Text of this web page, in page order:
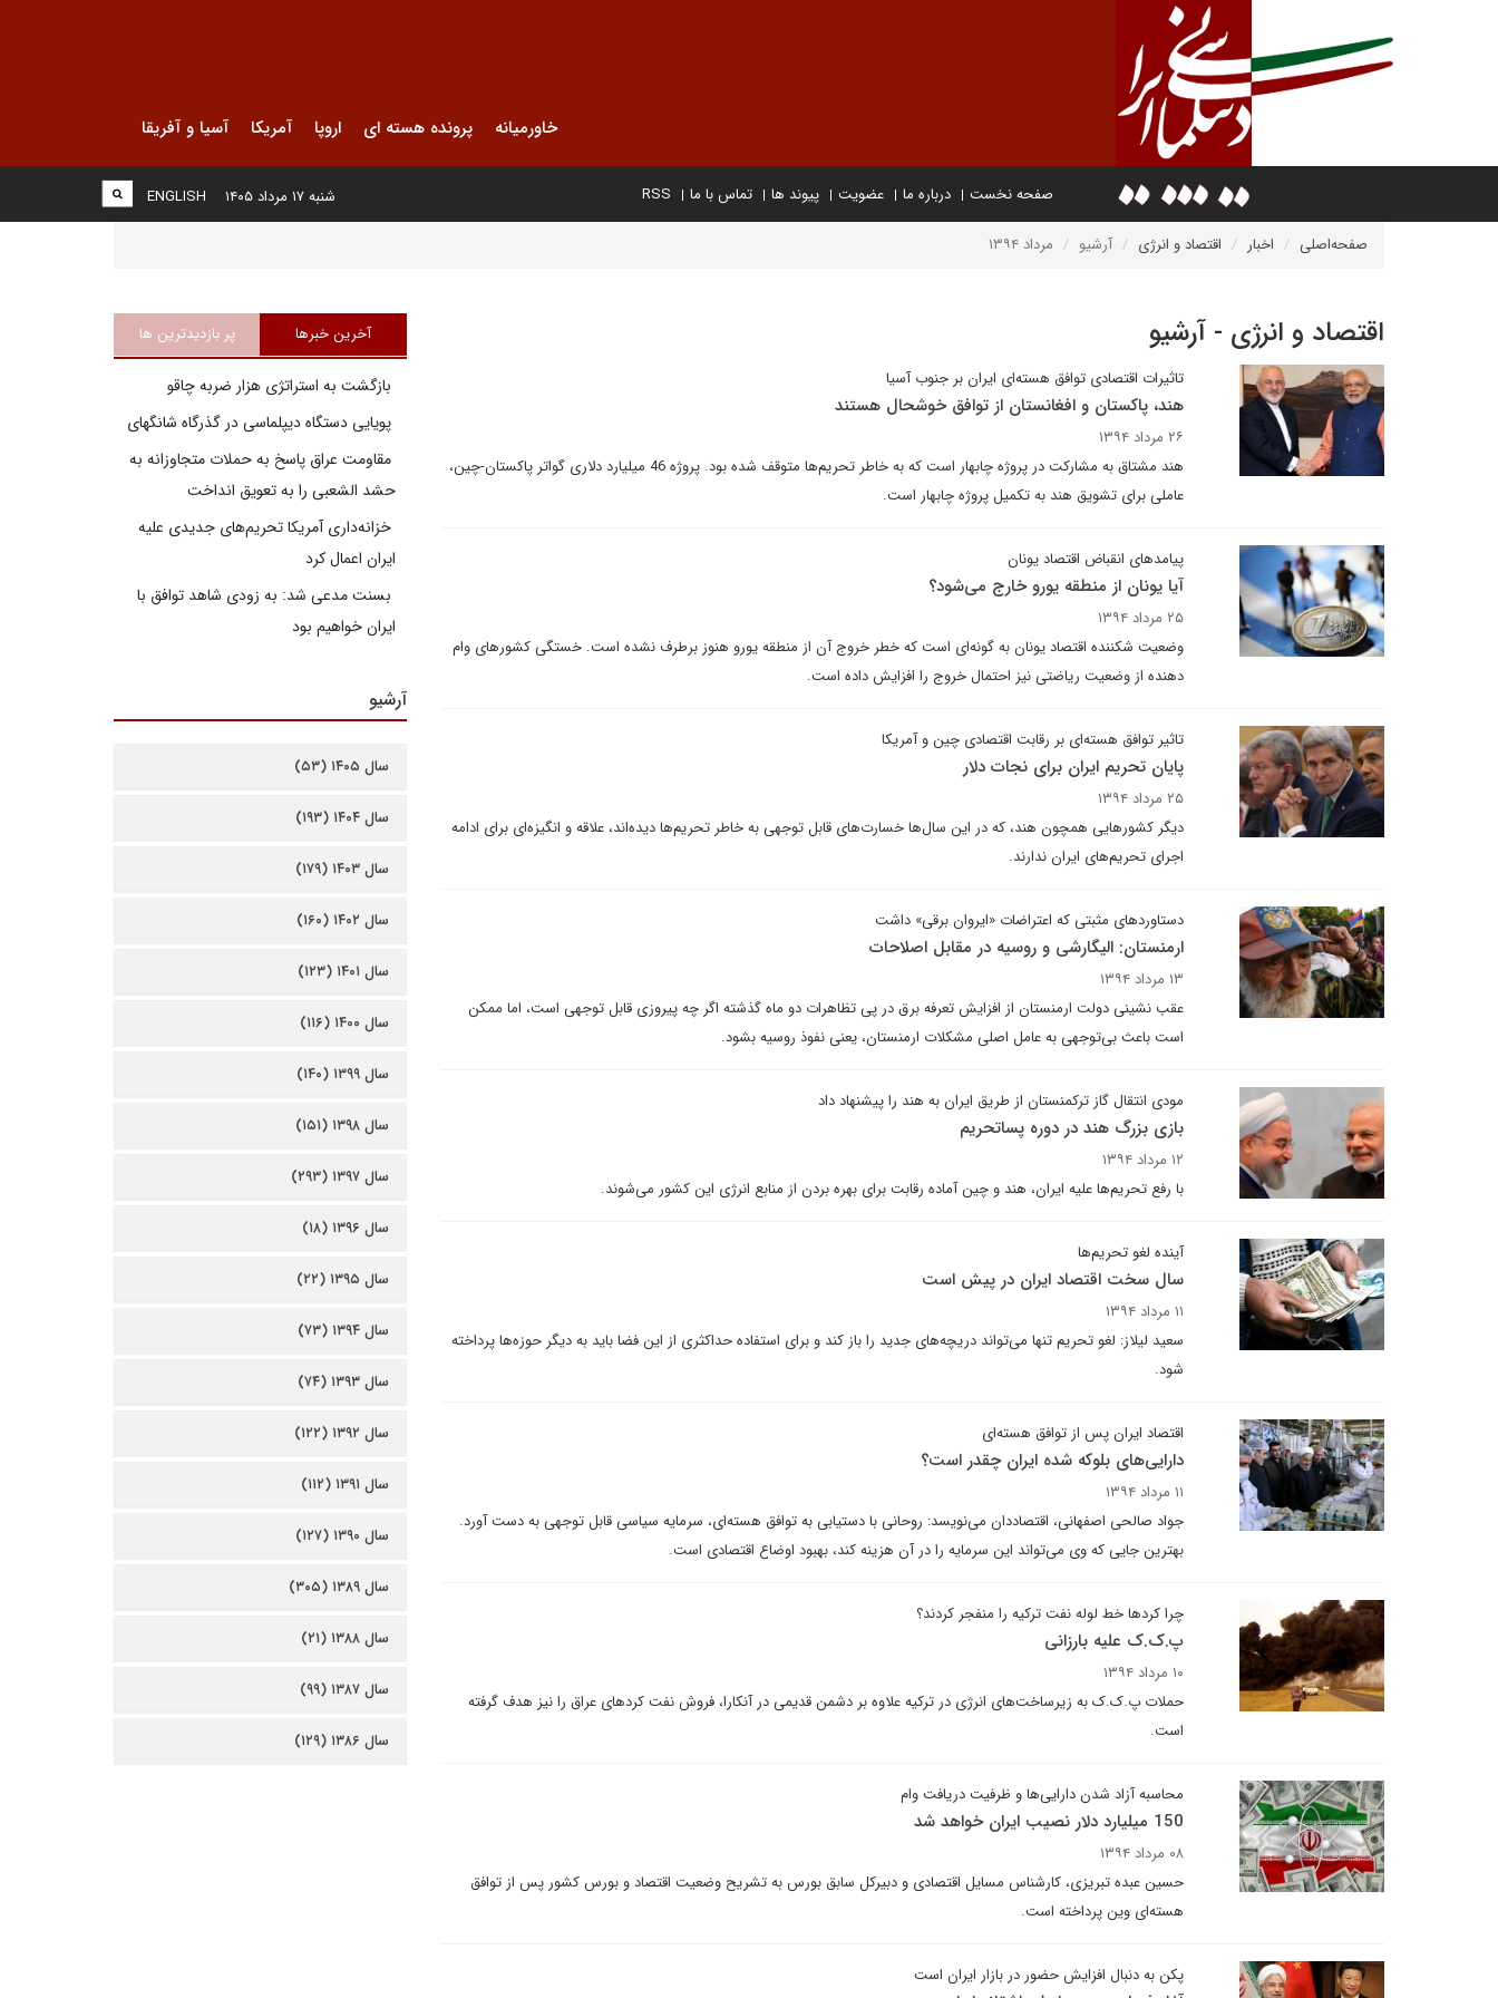
خاورمیانه پرونده هسته ای اروپا آمریکا آسیا و آفریقا
صفحه نخست درباره ما عضویت پیوند ها تماس با ما RSS
ENGLISH شنبه ۱۷ مرداد ۱۴۰۵
صفحه‌اصلی اخبار اقتصاد و انرژی آرشیو مرداد ۱۳۹۴
اقتصاد و انرژی - آرشیو
تاثیرات اقتصادی توافق هسته‌ای ایران بر جنوب آسیا
هند، پاکستان و افغانستان از توافق خوشحال هستند
۲۶ مرداد ۱۳۹۴
هند مشتاق به مشارکت در پروژه چابهار است که به خاطر تحریم‌ها متوقف شده بود. پروژه 46 میلیارد دلاری گواتر پاکستان-چین،
عاملی برای تشویق هند به تکمیل پروژه چابهار است.
پیامدهای انقباض اقتصاد یونان
آیا یونان از منطقه یورو خارج می‌شود؟
۲۵ مرداد ۱۳۹۴
وضعیت شکننده اقتصاد یونان به گونه‌ای است که خطر خروج آن از منطقه یورو هنوز برطرف نشده است. خستگی کشورهای وام
دهنده از وضعیت ریاضتی نیز احتمال خروج را افزایش داده است.
تاثیر توافق هسته‌ای بر رقابت اقتصادی چین و آمریکا
پایان تحریم ایران برای نجات دلار
۲۵ مرداد ۱۳۹۴
دیگر کشورهایی همچون هند، که در این سال‌ها خسارت‌های قابل توجهی به خاطر تحریم‌ها دیده‌اند، علاقه و انگیزه‌ای برای ادامه
اجرای تحریم‌های ایران ندارند.
دستاوردهای مثبتی که اعتراضات «ایروان برقی» داشت
ارمنستان: الیگارشی و روسیه در مقابل اصلاحات
۱۳ مرداد ۱۳۹۴
عقب‌ نشینی دولت ارمنستان از افزایش تعرفه برق در پی تظاهرات دو ماه گذشته اگر چه پیروزی قابل توجهی است، اما ممکن
است باعث بی‌توجهی به عامل اصلی مشکلات ارمنستان، یعنی نفوذ روسیه بشود.
مودی انتقال گاز ترکمنستان از طریق ایران به هند را پیشنهاد داد
بازی بزرگ هند در دوره پساتحریم
۱۲ مرداد ۱۳۹۴
با رفع تحریم‌ها علیه ایران، هند و چین آماده رقابت برای بهره بردن از منابع انرژی این کشور می‌شوند.
آینده لغو تحریم‌ها
سال سخت اقتصاد ایران در پیش است
۱۱ مرداد ۱۳۹۴
سعید لیلاز: لغو تحریم تنها می‌تواند دریچه‌های جدید را باز کند و برای استفاده حداکثری از این فضا باید به دیگر حوزه‌ها پرداخته
شود.
اقتصاد ایران پس از توافق هسته‌ای
دارایی‌های بلوکه شده ایران چقدر است؟
۱۱ مرداد ۱۳۹۴
جواد صالحی اصفهانی، اقتصاددان می‌نویسد: روحانی با دستیابی به توافق هسته‌ای، سرمایه سیاسی قابل توجهی به دست آورد.
بهترین جایی که وی می‌تواند این سرمایه را در آن هزینه کند، بهبود اوضاع اقتصادی است.
چرا کردها خط لوله نفت ترکیه را منفجر کردند؟
پ.ک.ک علیه بارزانی
۱۰ مرداد ۱۳۹۴
حملات پ.ک.ک به زیرساخت‌های انرژی در ترکیه علاوه بر دشمن قدیمی در آنکارا، فروش نفت کردهای عراق را نیز هدف گرفته
است.
محاسبه آزاد شدن دارایی‌ها و ظرفیت دریافت وام
150 میلیارد دلار نصیب ایران خواهد شد
۰۸ مرداد ۱۳۹۴
حسین عبده تبریزی، کارشناس مسایل اقتصادی و دبیرکل سابق بورس به تشریح وضعیت اقتصاد و بورس کشور پس از توافق
هسته‌ای وین پرداخته است.
پکن به دنبال افزایش حضور در بازار ایران است
آخرین خبرها پر بازدیدترین ها
بازگشت به استراتژی هزار ضربه چاقو
پویایی دستگاه دیپلماسی در گذرگاه شانگهای
مقاومت عراق پاسخ به حملات متجاوزانه به
حشد الشعبی را به تعویق انداخت
خزانه‌داری آمریکا تحریم‌های جدیدی علیه
ایران اعمال کرد
بسنت مدعی شد: به زودی شاهد توافق با
ایران خواهیم بود
آرشیو
سال ۱۴۰۵ (۵۳)
سال ۱۴۰۴ (۱۹۳)
سال ۱۴۰۳ (۱۷۹)
سال ۱۴۰۲ (۱۶۰)
سال ۱۴۰۱ (۱۲۳)
سال ۱۴۰۰ (۱۱۶)
سال ۱۳۹۹ (۱۴۰)
سال ۱۳۹۸ (۱۵۱)
سال ۱۳۹۷ (۲۹۳)
سال ۱۳۹۶ (۱۸)
سال ۱۳۹۵ (۲۲)
سال ۱۳۹۴ (۷۳)
سال ۱۳۹۳ (۷۴)
سال ۱۳۹۲ (۱۲۲)
سال ۱۳۹۱ (۱۱۲)
سال ۱۳۹۰ (۱۲۷)
سال ۱۳۸۹ (۳۰۵)
سال ۱۳۸۸ (۲۱)
سال ۱۳۸۷ (۹۹)
سال ۱۳۸۶ (۱۲۹)